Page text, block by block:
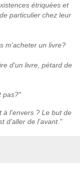
étriquées et
particulier chez leur
m'acheter un livre?
d'un livre, pétard de
pas?"
à l'envers ? Le but de
d'aller de l'avant."